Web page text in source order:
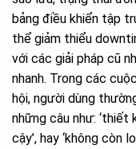
bảng điều khiển tập
thể giảm thiểu
với các giải pháp cũ
nhanh. Trong các
hội, người dùng
những câu như: ‘thiết
cậy’, hay ‘không còn